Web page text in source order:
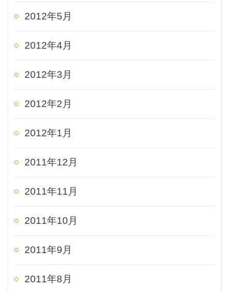
2012年5月
2012年4月
2012年3月
2012年2月
2012年1月
2011年12月
2011年11月
2011年10月
2011年9月
2011年8月